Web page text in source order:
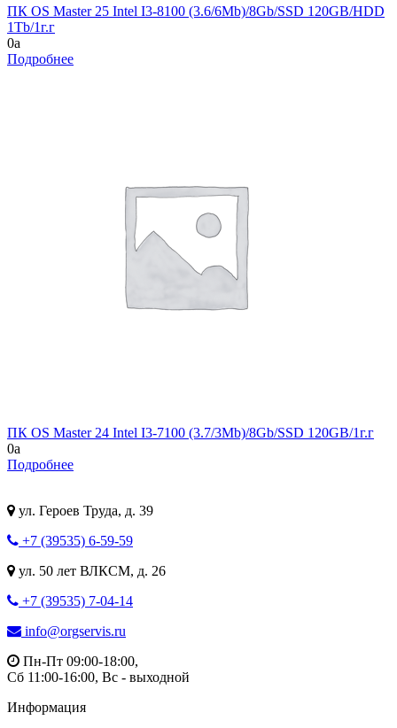
ПК OS Master 25 Intel I3-8100 (3.6/6Mb)/8Gb/SSD 120GB/HDD
1Tb/1г.г
0a
Подробнее
ПК OS Master 24 Intel I3-7100 (3.7/3Mb)/8Gb/SSD 120GB/1г.г
0a
Подробнее
ул. Героев Труда, д. 39
+7 (39535) 6-59-59
ул. 50 лет ВЛКСМ, д. 26
+7 (39535) 7-04-14
info@orgservis.ru
Пн-Пт 09:00-18:00,
Сб 11:00-16:00, Вс - выходной
Информация